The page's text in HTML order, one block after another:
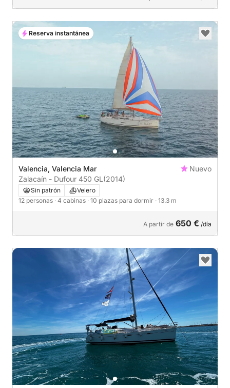
Valencia, Valencia Mar
Nuevo
Zalacaín - Dufour 450 GL (2014)
Sin patrón
Velero
12 personas · 4 cabinas · 10 plazas para dormir · 13.3 m
A partir de 650 € /día
Reserva instantánea